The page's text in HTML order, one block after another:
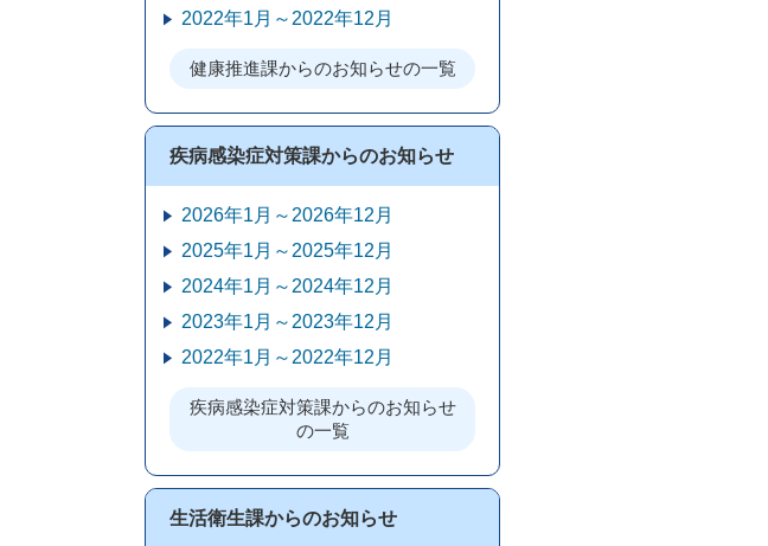
2022年1月～2022年12月
健康推進課からのお知らせの一覧
疾病感染症対策課からのお知らせ
2026年1月～2026年12月
2025年1月～2025年12月
2024年1月～2024年12月
2023年1月～2023年12月
2022年1月～2022年12月
疾病感染症対策課からのお知らせ
の一覧
生活衛生課からのお知らせ